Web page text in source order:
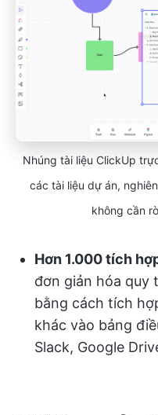
Nhúng tài liệu ClickUp
các tài liệu dự án,
không cần
Hơn 1.000 tích
đơn giản hóa quy
bằng cách tích
khác vào bảng
Slack, Google